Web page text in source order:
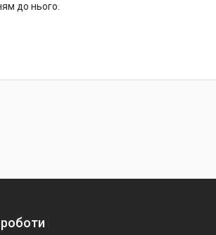
до нього.
роботи